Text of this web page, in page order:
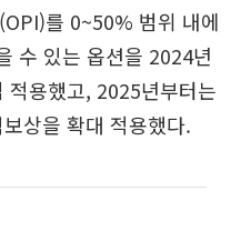
를 0~50% 범위 내에
수 있는 옵션을 2024년
적용했고, 2025년부터는
상을 확대 적용했다.